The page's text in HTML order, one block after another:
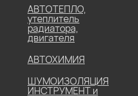
АВТОТЕПЛО,
утеплитель
радиатора,
двигателя
АВТОХИМИЯ
ШУМОИЗОЛЯЦИЯ
ИНСТРУМЕНТ и